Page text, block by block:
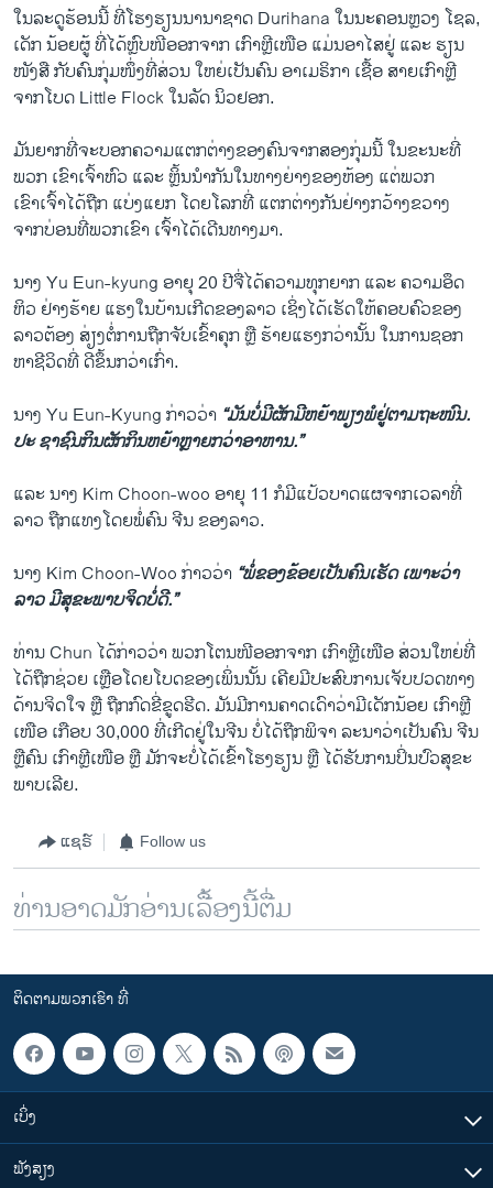
ໃນລະດູຮ້ອນນີ້ ທີ່ໂຮງຮຽນນານາຊາດ Durihana ໃນນະຄອນຫຼວງ ໂຊລ,
ເດັກ ນ້ອຍຜູ້ ທີ່ໄດ້ຫຼົບໜີອອກຈາກ ເກົາຫຼີເໜືອ ແມ່ນອາໄສຢູ່ ແລະ ຮຽນ
ໜັງສື ກັບຄົນກຸ່ມໜຶ່ງທີ່ສ່ວນ ໃຫຍ່ເປັນຄົນ ອາເມຣິກາ ເຊື້ອ ສາຍເກົາຫຼີ
ຈາກໂບດ Little Flock ໃນລັດ ນິວຢອກ.
ມັນຍາກທີ່ຈະບອກຄວາມແຕກຕ່າງຂອງຄົນຈາກສອງກຸ່ມນີ້ ໃນຂະນະທີ່
ພວກ ເຂົາເຈົ້າຫົວ ແລະ ຫຼິ້ນນຳກັນໃນທາງຍ່າງຂອງຫ້ອງ ແຕ່ພວກ
ເຂົາເຈົ້າໄດ້ຖືກ ແບ່ງແຍກ ໂດຍໂລກທີ່ ແຕກຕ່າງກັນຢ່າງກວ້າງຂວາງ
ຈາກບ່ອນທີ່ພວກເຂົາ ເຈົ້າໄດ້ເດີນທາງມາ.
ນາງ Yu Eun-kyung ອາຍຸ 20 ປີຈື່ໄດ້ຄວາມທຸກຍາກ ແລະ ຄວາມອຶດ
ຫິວ ຢ່າງຮ້າຍ ແຮງໃນບ້ານເກີດຂອງລາວ ເຊິ່ງໄດ້ເຮັດໃຫ້ຄອບຄົວຂອງ
ລາວຕ້ອງ ສ່ຽງຕໍ່ການຖືກຈັບເຂົ້າຄຸກ ຫຼື ຮ້າຍແຮງກວ່ານັ້ນ ໃນການຊອກ
ຫາຊີວິດທີ່ ດີຂຶ້ນກວ່າເກົ່າ.
ນາງ Yu Eun-Kyung ກ່າວວ່າ “ມັນບໍ່ມີຜັກ​ມີຫຍ້າພຽງພໍຢູ່ຕາມຖະໜົນ.
ປະ ຊາຊົນກິນຜັກ​ກິນຫຍ້າຫຼາຍກວ່າອາຫານ.”
ແລະ ນາງ Kim Choon-woo ອາຍຸ 11 ກໍມີແປ້ວບາດແຜຈາກເວລາທີ່
ລາວ ຖືກແທງໂດຍພໍ່ຄົນ ຈີນ ຂອງລາວ.
ນາງ Kim Choon-Woo ກ່າວວ່າ “ພໍ່ຂອງຂ້ອຍເປັນຄົນເຮັດ ເພາະວ່າ
ລາວ ມີສຸຂະພາບຈິດບໍ່ດີ.”
ທ່ານ Chun ໄດ້ກ່າວວ່າ ພວກ​ໂຕນໜີອອກຈາກ ເກົາຫຼີເໜືອ ສ່ວນໃຫຍ່ທີ່
ໄດ້ຖືກຊ່ວຍ ເຫຼືອໂດຍໂບດຂອງເພິ່ນນັ້ນ ເຄີຍມີປະສົບການເຈັບປວດທາງ
ດ້ານຈິດໃຈ ຫຼື ຖືກກົດຂີ່ຂູດຮີດ. ມັນມີການຄາດເດົາວ່າມີເດັກນ້ອຍ ເກົາຫຼີ
ເໜືອ ເກືອບ 30,000 ທີ່ເກີດຢູ່ໃນຈີນ ບໍ່ໄດ້ຖືກພິຈາ ລະນາວ່າ​ເປັນ​ຄົນ ​ຈີນ
​ຫຼືຄົນ​ ເກົາຫຼີ​ເໜືອ ຫຼື ມັກ​ຈະບໍ່ໄດ້ເຂົ້າໂຮງຮຽນ ຫຼື ​ໄດ້ຮັບການປິ່ນປົວສຸຂະ
ພາບ​ເລີຍ.
ແຊຣ໌ Follow us
ທ່ານອາດມັກອ່ານເລື້ອງນີ້ຕື່ມ
ຕິດຕາມພວກເຮົາ ທີ່
ເບິ່ງ
ຟັງສຽງ